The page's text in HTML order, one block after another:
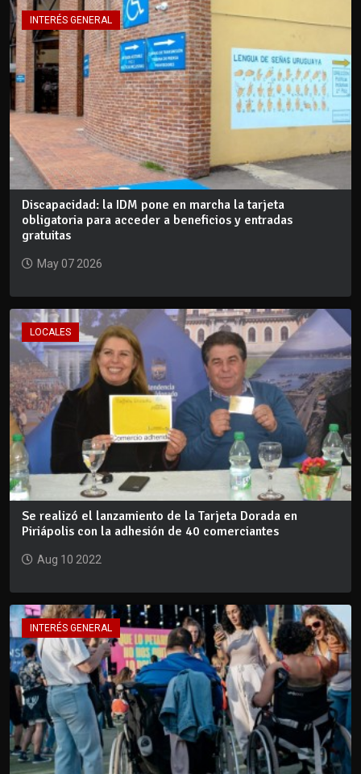
INTERÉS GENERAL
Discapacidad: la IDM pone en marcha la tarjeta
obligatoria para acceder a beneficios y entradas
gratuitas
May 07 2026
LOCALES
Se realizó el lanzamiento de la Tarjeta Dorada en
Piriápolis con la adhesión de 40 comerciantes
Aug 10 2022
INTERÉS GENERAL